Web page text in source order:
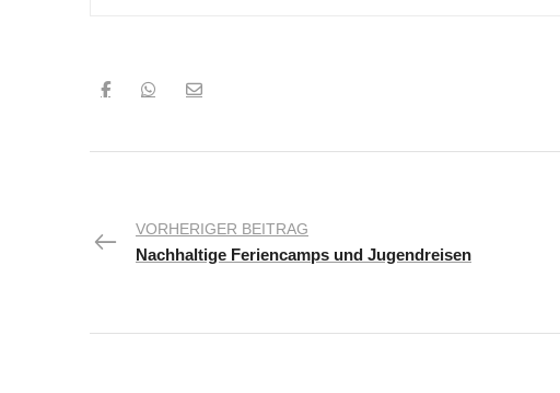
VORHERIGER BEITRAG
Nachhaltige Feriencamps und Jugendreisen